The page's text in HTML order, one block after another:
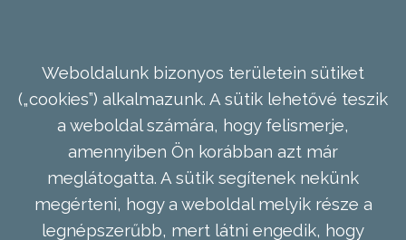
Weboldalunk bizonyos területein sütiket
(„cookies”) alkalmazunk. A sütik lehetővé teszik
a weboldal számára, hogy felismerje,
amennyiben Ön korábban azt már
meglátogatta. A sütik segítenek nekünk
megérteni, hogy a weboldal melyik része a
legnépszerűbb, mert látni engedik, hogy